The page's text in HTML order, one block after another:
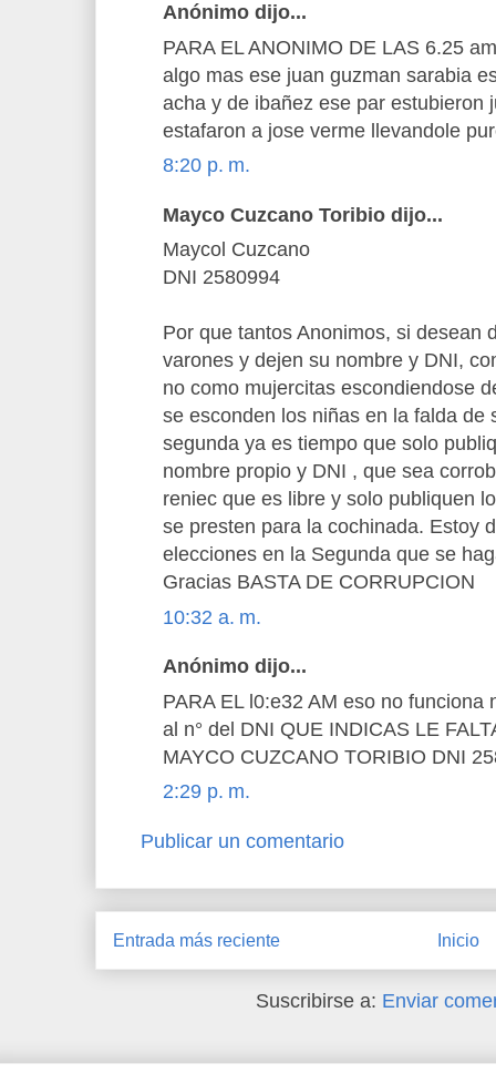
Anónimo dijo...
PARA EL ANONIMO DE LAS 6.25
algo mas ese juan guzman sarabia
acha y de ibañez ese par estubieron
estafaron a jose verme llevandole
8:20 p. m.
Mayco Cuzcano Toribio dijo...
Maycol Cuzcano
DNI 2580994
Por que tantos Anonimos, si desean
varones y dejen su nombre y DNI,
no como mujercitas escondiendose
se esconden los niñas en la falda de
segunda ya es tiempo que solo
nombre propio y DNI , que sea
reniec que es libre y solo publiquen
se presten para la cochinada. Estoy
elecciones en la Segunda que se
Gracias BASTA DE CORRUPCION
10:32 a. m.
Anónimo dijo...
PARA EL l0:e32 AM eso no funciona
al n° del DNI QUE INDICAS LE
MAYCO CUZCANO TORIBIO DNI
2:29 p. m.
Publicar un comentario
Entrada más reciente Inicio
Suscribirse a: Enviar